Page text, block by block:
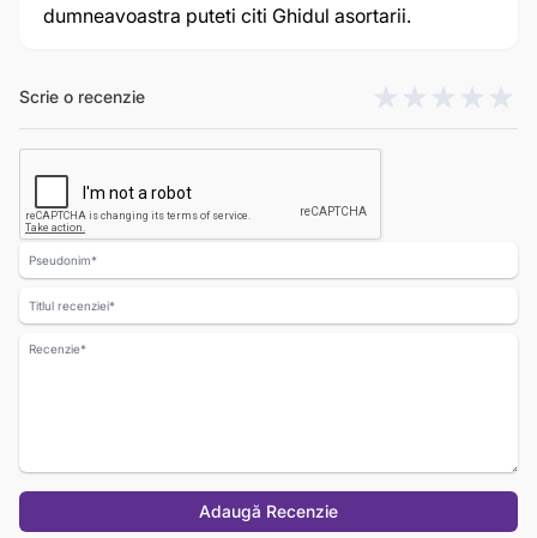
dumneavoastra puteti citi Ghidul asortarii.
Scrie o recenzie
Nume
Titlul recenziei
Recenzie
Adaugă Recenzie